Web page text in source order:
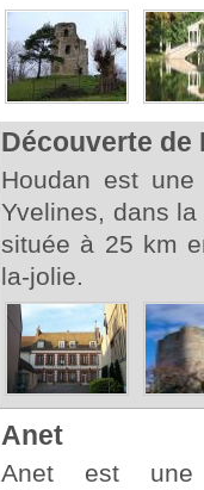
Découverte de
Houdan est
Yvelines, dans
située à 25 km
la-jolie.
Anet
Anet est une